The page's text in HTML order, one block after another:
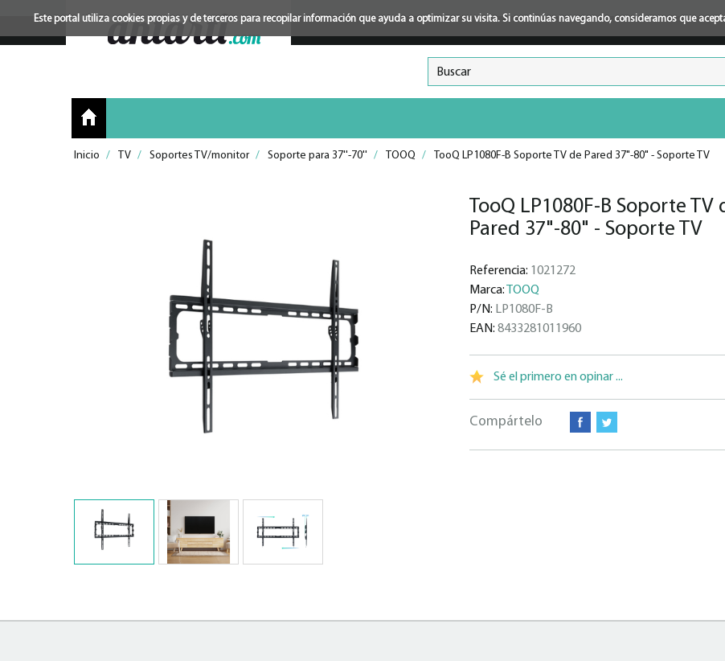
Este portal utiliza cookies propias y de terceros para recopilar información que ayuda a optimizar su visita. Si continúas navegando, consideramos que
Inicio / TV / Soportes TV/monitor / Soporte para 37''-70'' / TOOQ / TooQ LP1080F-B Soporte TV de Pared 37"-80" - Soporte TV
TooQ LP1080F-B Soporte TV
Pared 37"-80" - Soporte TV
Referencia: 1021272
Marca:
TOOQ
P/N: LP1080F-B
EAN: 8433281011960
Sé el primero en opinar ...
Compártelo